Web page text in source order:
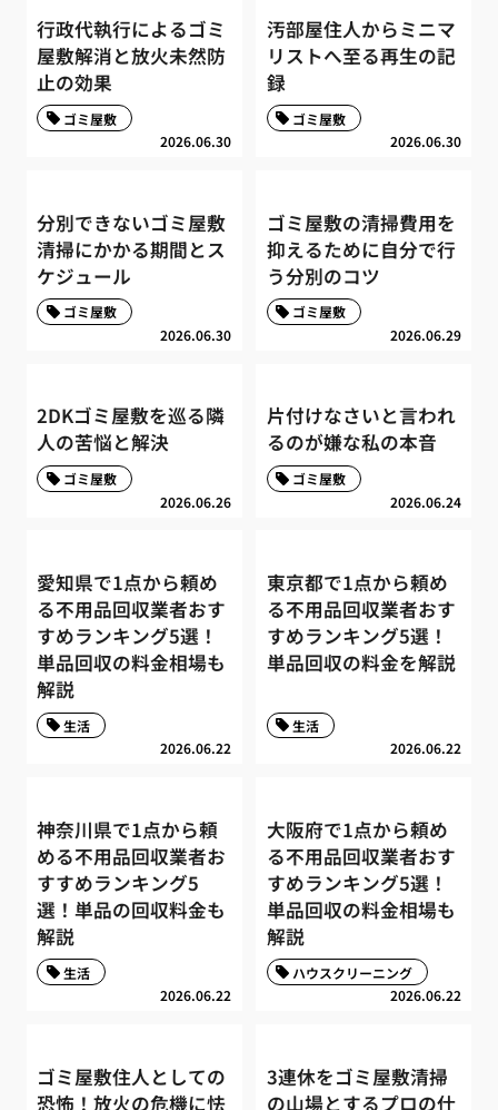
行政代執行によるゴミ
屋敷解消と放火未然防
止の効果
2026.06.30
ゴミ屋敷
汚部屋住人からミニマ
リストへ至る再生の記
録
2026.06.30
ゴミ屋敷
分別できないゴミ屋敷
清掃にかかる期間とス
ケジュール
2026.06.30
ゴミ屋敷
ゴミ屋敷の清掃費用を
抑えるために自分で行
う分別のコツ
2026.06.29
ゴミ屋敷
2DKゴミ屋敷を巡る隣
人の苦悩と解決
2026.06.26
ゴミ屋敷
片付けなさいと言われ
るのが嫌な私の本音
2026.06.24
ゴミ屋敷
愛知県で1点から頼め
る不用品回収業者おす
すめランキング5選！
単品回収の料金相場も
解説
2026.06.22
生活
東京都で1点から頼め
る不用品回収業者おす
すめランキング5選！
単品回収の料金を解説
2026.06.22
生活
神奈川県で1点から頼
める不用品回収業者お
すすめランキング5
選！単品の回収料金も
解説
2026.06.22
生活
大阪府で1点から頼め
る不用品回収業者おす
すめランキング5選！
単品回収の料金相場も
解説
2026.06.22
ハウスクリーニング
ゴミ屋敷住人としての
恐怖！放火の危機に怯
3連休をゴミ屋敷清掃
の山場とするプロの仕